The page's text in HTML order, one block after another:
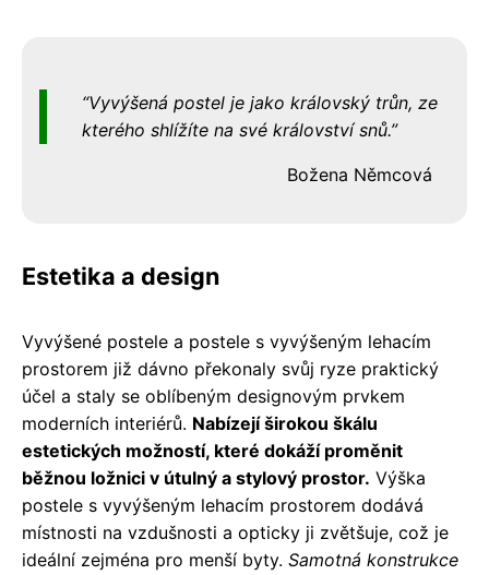
Vyvýšená postel je jako královský trůn, ze
kterého shlížíte na své království snů.
Božena Němcová
Estetika a design
Vyvýšené postele a postele s vyvýšeným lehacím
prostorem již dávno překonaly svůj ryze praktický
účel a staly se oblíbeným designovým prvkem
moderních interiérů. Nabízejí širokou škálu
estetických možností, které dokáží proměnit
běžnou ložnici v útulný a stylový prostor. Výška
postele s vyvýšeným lehacím prostorem dodává
místnosti na vzdušnosti a opticky ji zvětšuje, což je
ideální zejména pro menší byty. Samotná konstrukce